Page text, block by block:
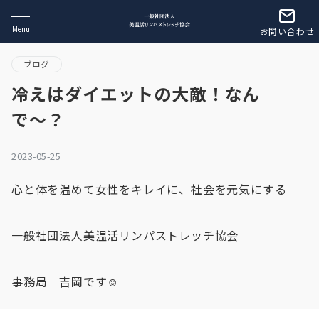
Menu お問い合わせ
ブログ
冷えはダイエットの大敵！なん
で〜？
2023-05-25
心と体を温めて女性をキレイに、社会を元気にする
一般社団法人美温活リンパストレッチ協会
事務局 吉岡です☺